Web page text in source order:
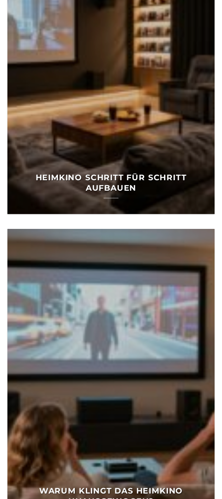
HEIMKINO SCHRITT FÜR SCHRITT
AUFBAUEN
WARUM KLINGT DAS HEIMKINO